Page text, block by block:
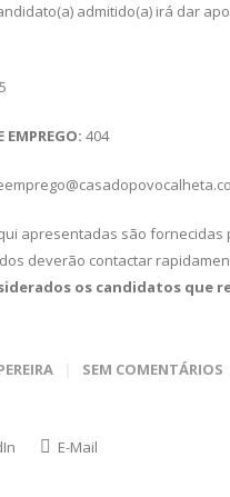
admitido(a) irá dar
EMPREGO: 404
apresentadas são
deverão contactar
os candidatos que
SEM COMENTÁRIOS
E-Mail